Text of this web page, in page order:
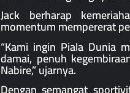
Jack berharap
momentum mempererat
“Kami ingin Piala Dunia
damai, penuh
Nabire,” ujarnya.